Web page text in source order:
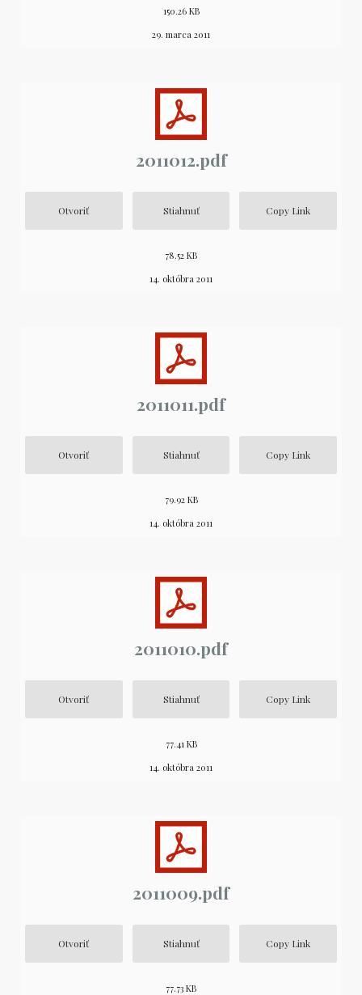
150.26 KB
29. marca 2011
2011012.pdf
Otvoriť Stiahnuť Copy Link
78.52 KB
14. októbra 2011
2011011.pdf
Otvoriť Stiahnuť Copy Link
79.92 KB
14. októbra 2011
2011010.pdf
Otvoriť Stiahnuť Copy Link
77.41 KB
14. októbra 2011
2011009.pdf
Otvoriť Stiahnuť Copy Link
77.73 KB